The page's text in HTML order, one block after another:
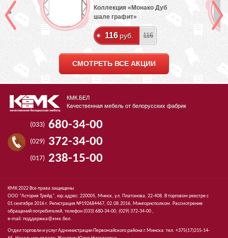
Коллекция «Монако Дуб
шале графит»
116 руб. 116
СМОТРЕТЬ ВСЕ АКЦИИ
КМК.БЕЛ
Качественная мебель от белорусских фабрик
(033) 680-34-00
(029) 372-34-00
(017) 238-15-00
КМК 2022 Все права защищены
ООО "Астория Трейд", юр.адрес: 220005, Минск, ул. Платонова, 22-408. В торговом реестре с
01 сентября 2016 г. Регистрация №192684467, 02.08.2016, Мингорисполком. Рассмотрение
обращений потребителей, телефон(033)680-34-00, (029)372-34-00 ,
e-mail: поддержка@кмк.бел.
Отдел торговли и услуг Администрации Первомайского района г.Минска: тел. +375(17)215-14-